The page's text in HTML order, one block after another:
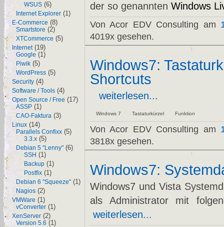
WSUS (6)
Internet Explorer (1)
E-Commerce (8)
Smartstore (2)
XTCommerce (5)
Internet(19)
Google (1)
Piwik (5)
WordPress (5)
Security (4)
Software / Tools (4)
Open Source / Free (17)
ASSP (1)
CAO-Faktura (3)
Linux (14)
Parallels Confixx (5)
3.3.x (5)
Debian 5 "Lenny" (6)
SSH (1)
Backup (1)
Postfix (1)
Debian 6 "Squeeze" (1)
Nagios (2)
VMWare (1)
vConverter (1)
XenServer (2)
Version 5.6 (1)
der so genannten Windows
Von Acor EDV Consulting am
4019x gesehen.
Windows7:
Shortcuts
weiterlesen...
Windows 7 Tastaturkürzel Funktion
Von Acor EDV Consulting am
3818x gesehen.
Windows7:
Windows7 und Vista
als Administrator mit
weiterlesen...